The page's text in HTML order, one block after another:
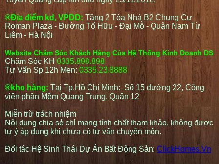
®Địa điểm kd, VPDD: Tầng 2 Tòa Nhà B2 Chung Cư
Roman Plaza - Đường Tố Hữu - Đại Mỗ - Quận Nam Từ
Liêm - Hà Nội
Website Chăm Sóc Khách Hàng Của Hệ Thống Kinh Doanh DS
Chăm Sóc KH 0335.898.898
Tư Vấn Sp 12h Men:0335.23.8888
®kho hàng: Tại Tp.Hồ Chí Minh: Số 15 đường 22, Công
viên phần Mềm Quang Trung, Quận 12
Miễn trừ trách nhiệm
Nội dung chia sẻ chỉ mang tính chất tham khảo, không được
tự ý áp dụng khi chưa có tư vấn chuyên môn.
Đối tác Hệ Sinh Thái Dự Án Bất Động Sản: ClickHomes.Vn